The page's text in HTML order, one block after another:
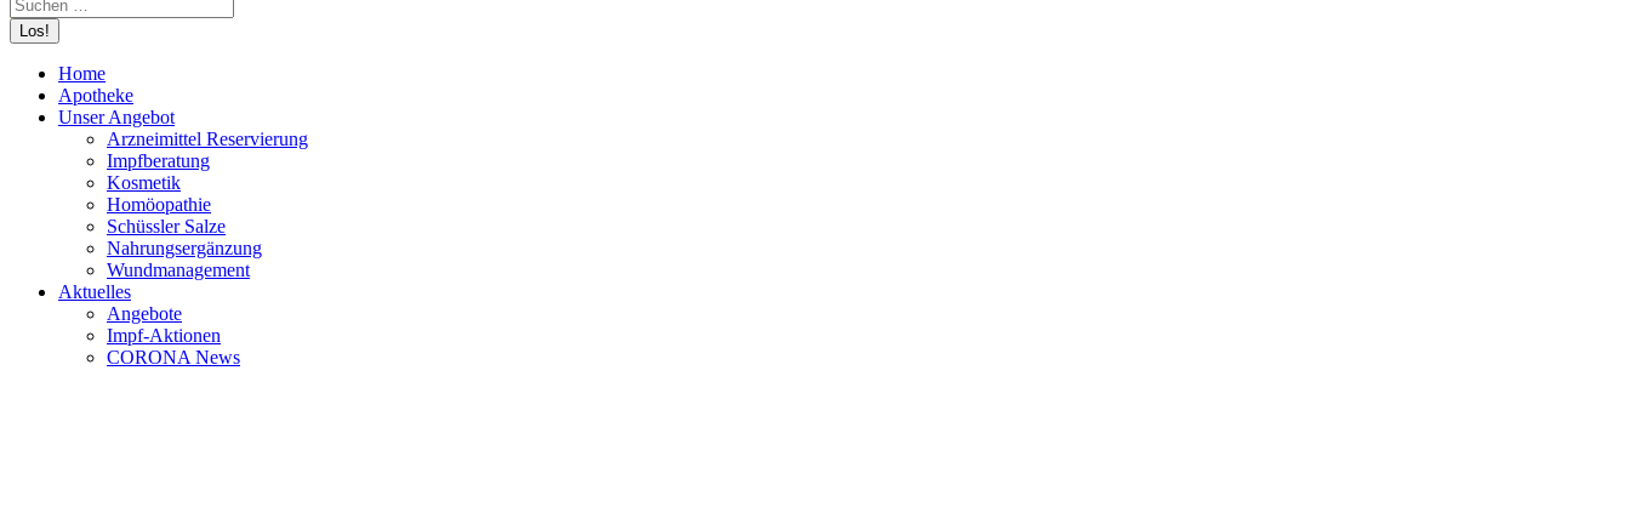
Home
Apotheke
Unser Angebot
Arzneimittel Reservierung
Impfberatung
Kosmetik
Homöopathie
Schüssler Salze
Nahrungsergänzung
Wundmanagement
Aktuelles
Angebote
Impf-Aktionen
CORONA News